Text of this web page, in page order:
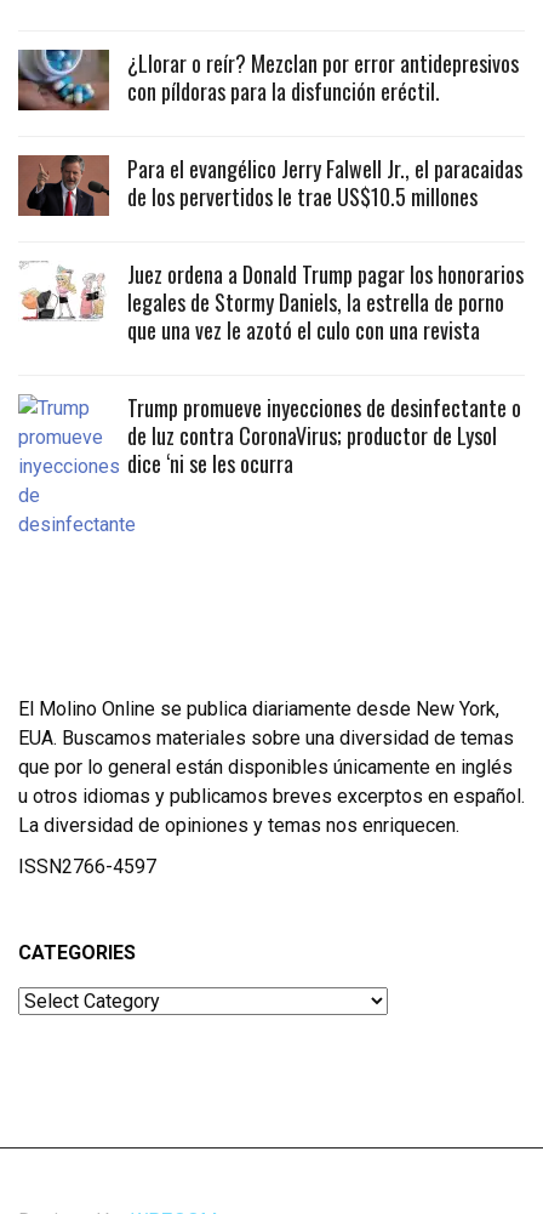
¿Llorar o reír? Mezclan por error antidepresivos
con píldoras para la disfunción eréctil.
Para el evangélico Jerry Falwell Jr., el paracaidas
de los pervertidos le trae US$10.5 millones
Juez ordena a Donald Trump pagar los honorarios
legales de Stormy Daniels, la estrella de porno
que una vez le azotó el culo con una revista
Trump promueve inyecciones de desinfectante o
de luz contra CoronaVirus; productor de Lysol
dice ‘ni se les ocurra
El Molino Online se publica diariamente desde New York,
EUA. Buscamos materiales sobre una diversidad de temas
que por lo general están disponibles únicamente en inglés
u otros idiomas y publicamos breves excerptos en español.
La diversidad de opiniones y temas nos enriquecen.
ISSN2766-4597
CATEGORIES
Categories